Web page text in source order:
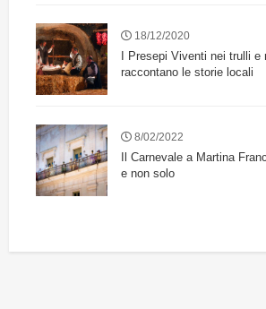
18/12/2020
I Presepi Viventi nei trulli e
raccontano le storie locali
8/02/2022
Il Carnevale a Martina
e non solo